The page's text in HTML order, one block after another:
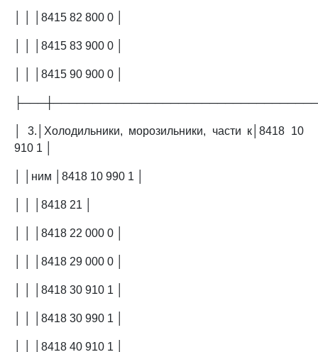
│ │ │8415 82 800 0 │
│ │ │8415 83 900 0 │
│ │ │8415 90 900 0 │
│ 3.│Холодильники, морозильники, части к│8418 10
910 1 │
│ │ним │8418 10 990 1 │
│ │ │8418 21 │
│ │ │8418 22 000 0 │
│ │ │8418 29 000 0 │
│ │ │8418 30 910 1 │
│ │ │8418 30 990 1 │
│ │ │8418 40 910 1 │